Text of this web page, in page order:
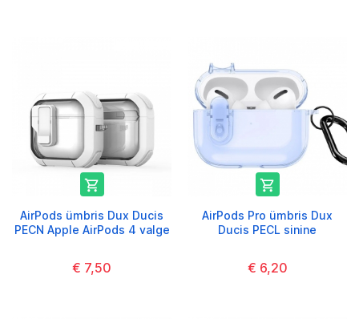

AirPods ümbris Dux Ducis
PECN Apple AirPods 4 valge
€ 7,50

AirPods Pro ümbris Dux
Ducis PECL sinine
€ 6,20